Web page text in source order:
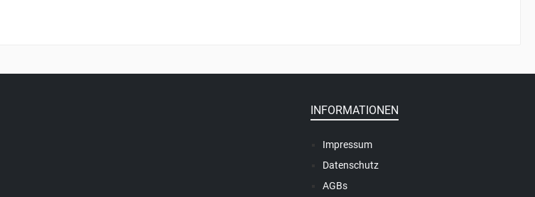
INFORMATIONEN
Impressum
Datenschutz
AGBs